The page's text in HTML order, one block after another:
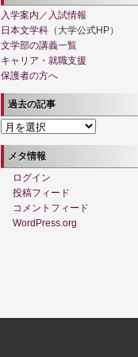
入学案内／入試情報
日本文学科 （大学公式HP）
文学部の講義一覧
キャリア・就職支援
保護者の方へ
過去の記事
過
記
メタ情報
ログイン
投稿フィード
コメントフィード
WordPress.org